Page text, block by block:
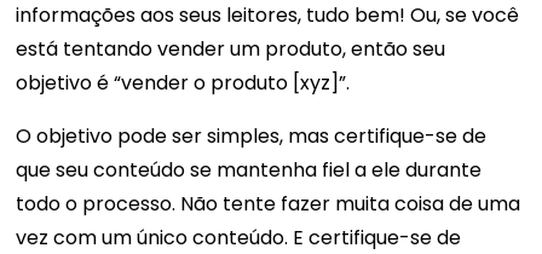
informações aos seus leitores, tudo bem! Ou, se você
está tentando vender um produto, então seu
objetivo é “vender o produto [xyz]”.
O objetivo pode ser simples, mas certifique-se de
que seu conteúdo se mantenha fiel a ele durante
todo o processo. Não tente fazer muita coisa de uma
vez com um único conteúdo. E certifique-se de